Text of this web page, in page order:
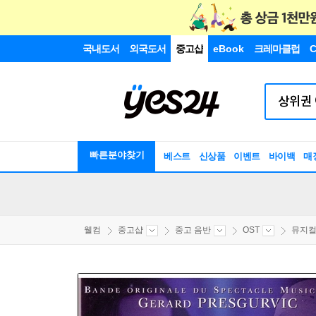
국내도서 외국도서 중고샵 eBook 크레마클럽
빠른분야찾기 베스트 신상품 이벤트 바이백 매
웰컴 중고샵 중고 음반 OST 뮤지컬